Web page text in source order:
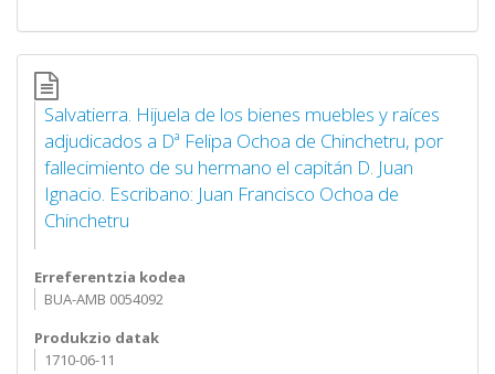
Salvatierra. Hijuela de los bienes muebles y raíces
adjudicados a Dª Felipa Ochoa de Chinchetru, por
fallecimiento de su hermano el capitán D. Juan
Ignacio. Escribano: Juan Francisco Ochoa de
Chinchetru
Erreferentzia kodea
BUA-AMB 0054092
Produkzio datak
1710-06-11